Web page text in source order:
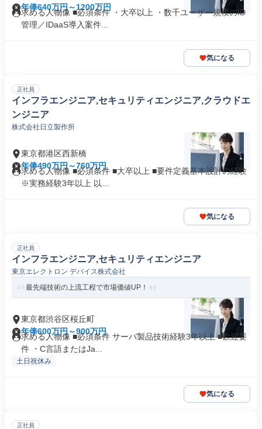
年俸640万円～1200万円
求める人物像 ■必須条件 ・大卒以上 ・数千ユーザー規模のID
管理／IDaaS導入案件...
気になる
正社員
インフラエンジニア,セキュリティエンジニア,クラウドエ
ンジニア
株式会社日立製作所
東京都港区西新橋
年俸490万円～760万円
求める人物像 ■必須条件 ■大卒以上 ■要件定義基本設計の経験
※実務経験3年以上 以...
気になる
正社員
インフラエンジニア,セキュリティエンジニア
東京エレクトロン デバイス株式会社
最先端技術の上流工程で市場価値UP！
東京都渋谷区桜丘町
年俸600万円～900万円
求める人物像 ■必須条件 サーバ製品技術経験3年以上 ■歓迎要
件 ・C言語またはJa...
土日祝休み
気になる
正社員